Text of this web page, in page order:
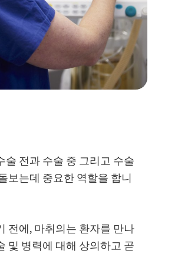
술 전과 수술 중 그리고 수술
보는데 중요한 역할을 합니
전에, 마취의는 환자를 만나
및 병력에 대해 상의하고 곧